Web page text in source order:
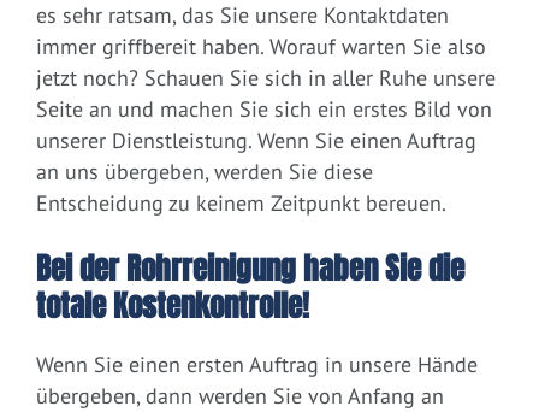
es sehr ratsam, das Sie unsere Kontaktdaten
immer griffbereit haben. Worauf warten Sie also
jetzt noch? Schauen Sie sich in aller Ruhe unsere
Seite an und machen Sie sich ein erstes Bild von
unserer Dienstleistung. Wenn Sie einen Auftrag
an uns übergeben, werden Sie diese
Entscheidung zu keinem Zeitpunkt bereuen.
Bei der Rohrreinigung haben Sie die
totale Kostenkontrolle!
Wenn Sie einen ersten Auftrag in unsere Hände
übergeben, dann werden Sie von Anfang an